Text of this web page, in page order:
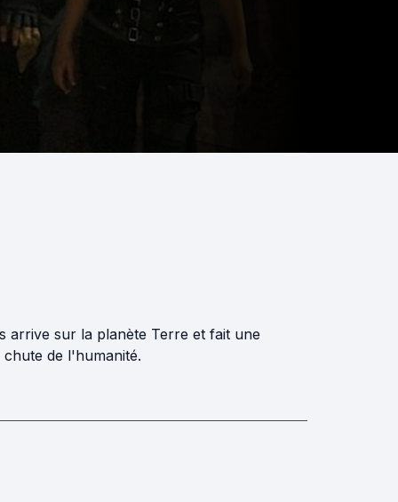
arrive sur la planète Terre et fait une
de l'humanité.